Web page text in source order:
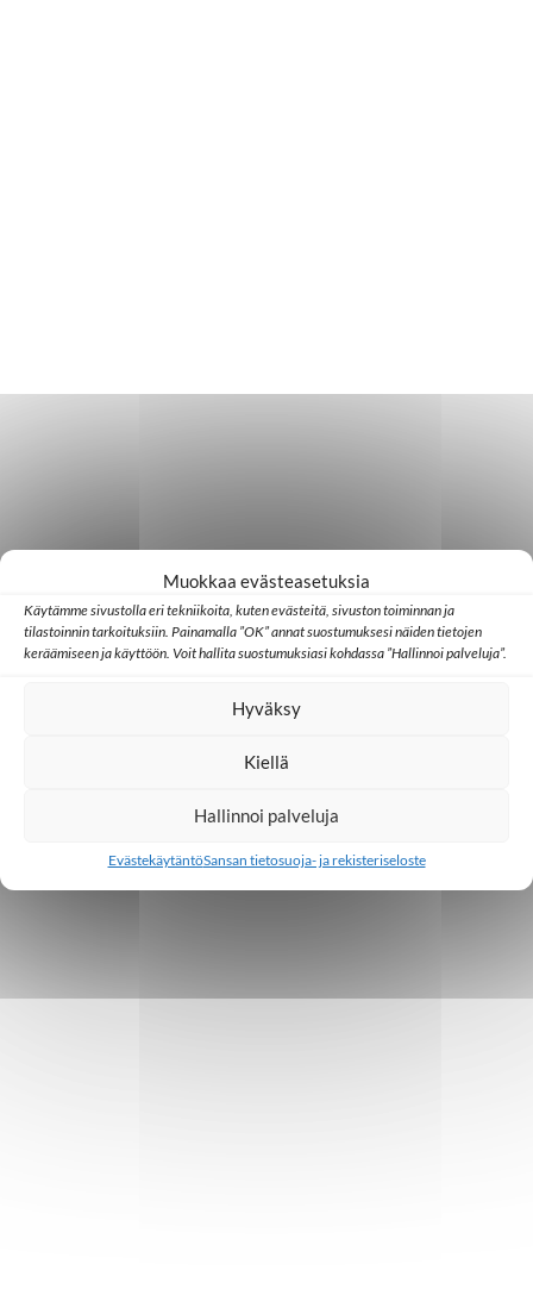
Muokkaa evästeasetuksia
Käytämme sivustolla eri tekniikoita, kuten evästeitä, sivuston toiminnan ja
tilastoinnin tarkoituksiin. Painamalla ”OK” annat suostumuksesi näiden tietojen
keräämiseen ja käyttöön. Voit hallita suostumuksiasi kohdassa ”Hallinnoi palveluja”.
Hyväksy
Kiellä
Hallinnoi palveluja
EvästekäytäntöSansan tietosuoja- ja rekisteriseloste